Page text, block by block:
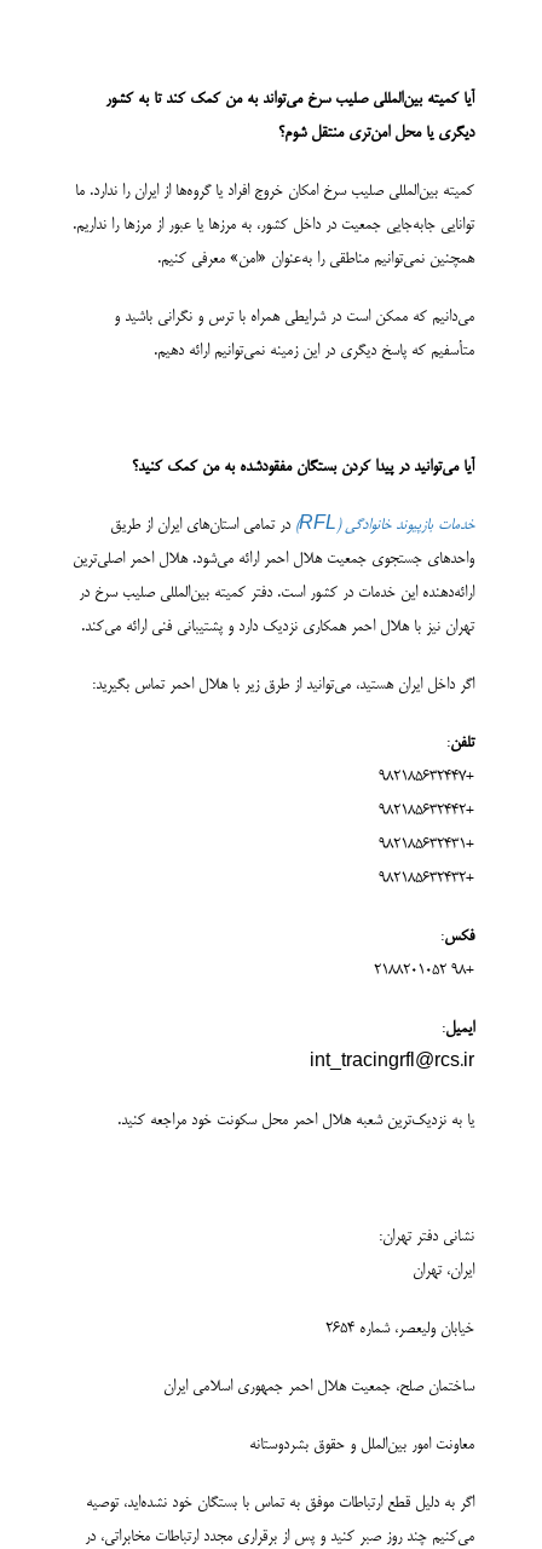
آیا کمیته بین­‌المللی صلیب سرخ می‌تواند به من کمک کند تا به کشور
دیگری یا محل امن‌تری منتقل شوم؟
کمیته بین‌المللی صلیب سرخ امکان خروج افراد یا گروه‌ها از ایران را ندارد. ما
توانایی جابه‌جایی جمعیت در داخل کشور، به مرزها یا عبور از مرزها را نداریم.
همچنین نمی‌توانیم مناطقی را به‌عنوان «امن» معرفی کنیم.
می‌دانیم که ممکن است در شرایطی همراه با ترس و نگرانی باشید و
متأسفیم که پاسخ دیگری در این زمینه نمی‌توانیم ارائه دهیم.
آیا می‌توانید در پیدا کردن بستگان مفقودشده به من کمک کنید؟
خدمات بازپیوند خانوادگی (RFL)
در تمامی استان‌های ایران از طریق
واحدهای جستجوی جمعیت هلال احمر ارائه می‌شود. هلال احمر اصلی‌ترین
ارائه‌دهنده این خدمات در کشور است. دفتر کمیته بین‌­المللی صلیب سرخ در
تهران نیز با هلال احمر همکاری نزدیک دارد و پشتیبانی فنی ارائه می‌کند.
اگر داخل ایران هستید، می‌توانید از طرق زیر با هلال احمر تماس بگیرید:
تلفن:
+982185632447
+982185632442
+982185632431
+982185632432
فکس:
+98 2188201052
ایمیل:
int_tracingrfl@rcs.ir
یا به نزدیک‌ترین شعبه هلال احمر محل سکونت خود مراجعه کنید.
نشانی دفتر تهران:
ایران، تهران
خیابان ولیعصر، شماره ۲۶۵۴
ساختمان صلح، جمعیت هلال احمر جمهوری اسلامی ایران
معاونت امور بین‌الملل و حقوق بشردوستانه
اگر به دلیل قطع ارتباطات موفق به تماس با بستگان خود نشده‌اید، توصیه
می‌کنیم چند روز صبر کنید و پس از برقراری مجدد ارتباطات مخابراتی، در